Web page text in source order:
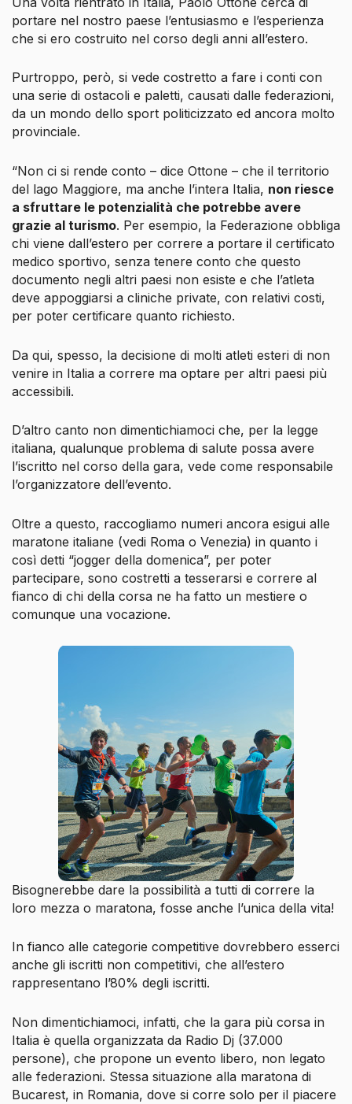
portare nel nostro paese l’entusiasmo e l’esperienza
che si ero costruito nel corso degli anni all’estero.
Purtroppo, però, si vede costretto a fare i conti con
una serie di ostacoli e paletti, causati dalle federazioni,
da un mondo dello sport politicizzato ed ancora molto
provinciale.
“Non ci si rende conto – dice Ottone – che il territorio
del lago Maggiore, ma anche l’intera Italia, non riesce
a sfruttare le potenzialità che potrebbe avere
grazie al turismo. Per esempio, la Federazione obbliga
chi viene dall’estero per correre a portare il certificato
medico sportivo, senza tenere conto che questo
documento negli altri paesi non esiste e che l’atleta
deve appoggiarsi a cliniche private, con relativi costi,
per poter certificare quanto richiesto.
Da qui, spesso, la decisione di molti atleti esteri di non
venire in Italia a correre ma optare per altri paesi più
accessibili.
D’altro canto non dimentichiamoci che, per la legge
italiana, qualunque problema di salute possa avere
l’iscritto nel corso della gara, vede come responsabile
l’organizzatore dell’evento.
Oltre a questo, raccogliamo numeri ancora esigui alle
maratone italiane (vedi Roma o Venezia) in quanto i
così detti “jogger della domenica”, per poter
partecipare, sono costretti a tesserarsi e correre al
fianco di chi della corsa ne ha fatto un mestiere o
comunque una vocazione.
Bisognerebbe dare la possibilità a tutti di correre la
loro mezza o maratona, fosse anche l’unica della vita!
In fianco alle categorie competitive dovrebbero esserci
anche gli iscritti non competitivi, che all’estero
rappresentano l’80% degli iscritti.
Non dimentichiamoci, infatti, che la gara più corsa in
Italia è quella organizzata da Radio Dj (37.000
persone), che propone un evento libero, non legato
alle federazioni. Stessa situazione alla maratona di
Bucarest, in Romania, dove si corre solo per il piacere